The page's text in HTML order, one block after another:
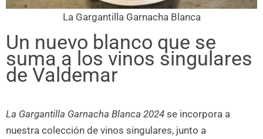
La Gargantilla Garnacha Blanca
Un nuevo blanco que se
suma a los vinos singulares
de Valdemar
La Gargantilla Garnacha Blanca 2024 se incorpora a
nuestra colección de vinos singulares, junto a